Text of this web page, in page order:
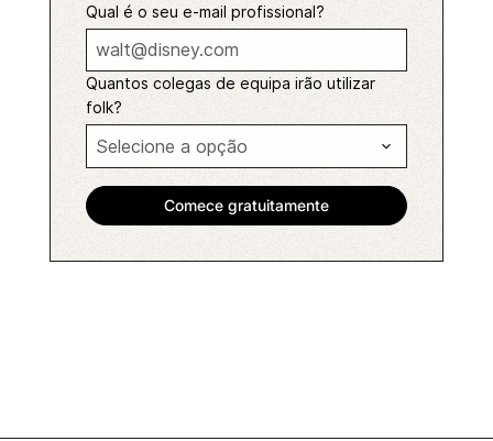
Qual é o seu e-mail profissional?
Quantos colegas de equipa irão utilizar
folk?